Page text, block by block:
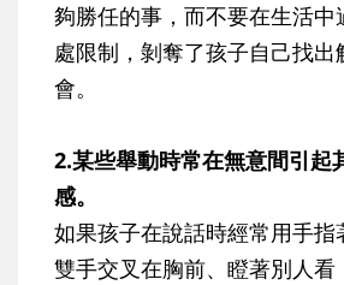
夠勝任的事，而不要在生活中
處限制，剝奪了孩子自己找出
會。
2.某些舉動時常在無意間引起
感。
如果孩子在說話時經常用手指
雙手交叉在胸前、瞪著別人看